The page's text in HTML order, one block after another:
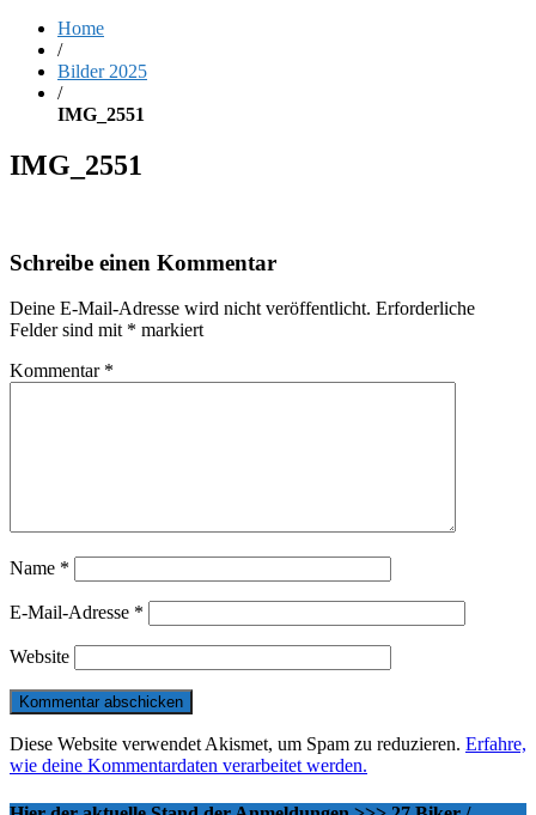
Home
/
Bilder 2025
/
IMG_2551
IMG_2551
Schreibe einen Kommentar
Deine E-Mail-Adresse wird nicht veröffentlicht. Erforderliche
Felder sind mit * markiert
Kommentar *
Name *
E-Mail-Adresse *
Website
Diese Website verwendet Akismet, um Spam zu reduzieren. Erfahre,
wie deine Kommentardaten verarbeitet werden.